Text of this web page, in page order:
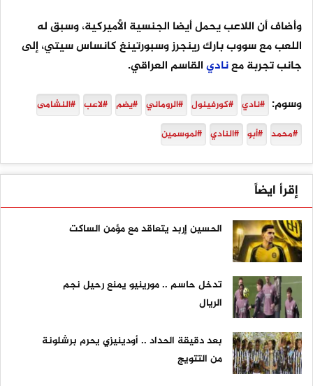
وأضاف أن اللاعب يحمل أيضا الجنسية الأميركية، وسبق له
اللعب مع سووب بارك رينجرز وسبورتينغ كانساس سيتي، إلى
جانب تجربة معناديالقاسم العراقي.
وسوم: #نادي #كورفينول #الروماني #يضم #لاعب #النشامى
#محمد #أبو #النادي #لموسمين
إقرأ ايضاً
الحسين إربد يتعاقد مع مؤمن الساكت
تدخل حاسم .. مورينيو يمنع رحيل نجم
الريال
بعد دقيقة الحداد .. أودينيزي يحرم برشلونة
من التتويج